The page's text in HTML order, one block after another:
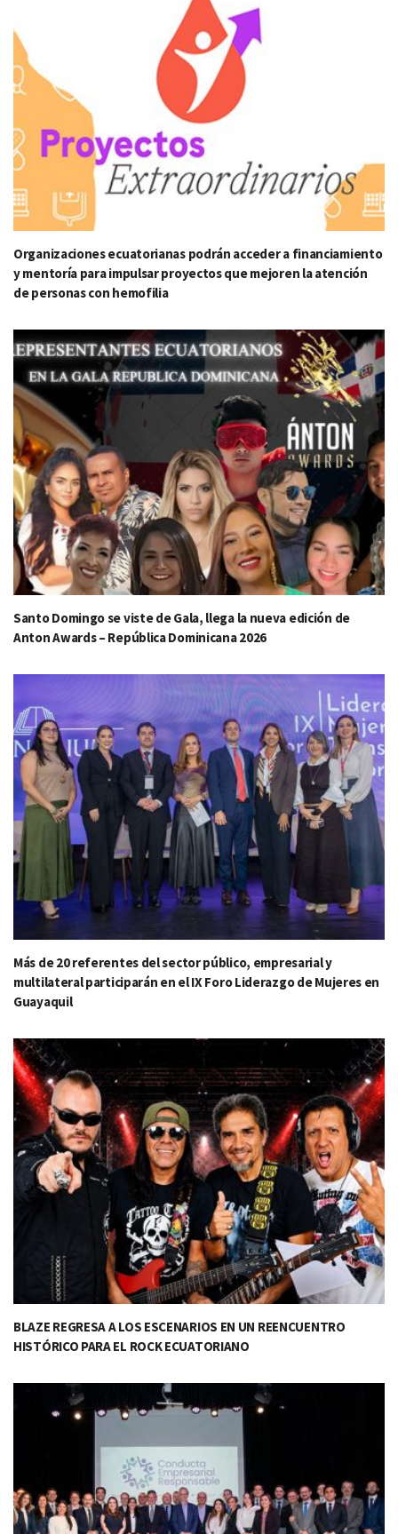
Organizaciones ecuatorianas podrán acceder a financiamiento
y mentoría para impulsar proyectos que mejoren la atención
de personas con hemofilia
Santo Domingo se viste de Gala, llega la nueva edición de
Anton Awards – República Dominicana 2026
Más de 20 referentes del sector público, empresarial y
multilateral participarán en el IX Foro Liderazgo de Mujeres en
Guayaquil
BLAZE REGRESA A LOS ESCENARIOS EN UN REENCUENTRO
HISTÓRICO PARA EL ROCK ECUATORIANO